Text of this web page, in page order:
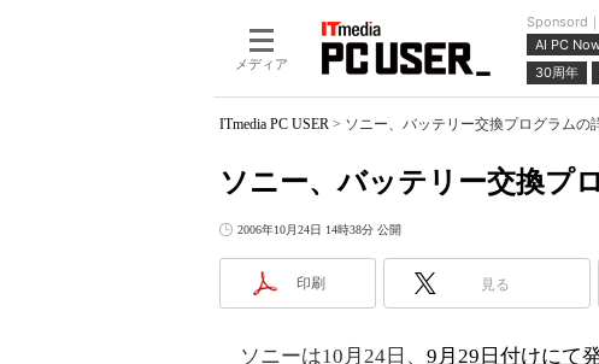
メディア
Sponsord｜
AI PC
30周年
ITmedia PC USER > ソニー、バッテリー交換プログラムの
ソニー、バッテリー交換プ
2006年10月24日 14時38分 公開
印刷 見る
ソニーは10月24日、 9月29日付けにて